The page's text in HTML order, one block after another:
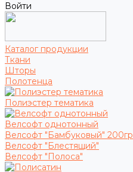
Войти
Каталог продукции
Ткани
Шторы
Полотенца
Полиэстер тематика
Велсофт однотонный
Велсофт "Бамбуковый" 200гр
Велсофт "Блестящий"
Велсофт "Полоса"